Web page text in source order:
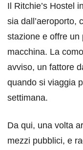
Il Ritchie’s Hostel
sia dall’aeroporto,
stazione e offre un
macchina. La
avviso, un fattore
quando si viaggia
settimana.
Da qui, una volta
mezzi pubblici, e